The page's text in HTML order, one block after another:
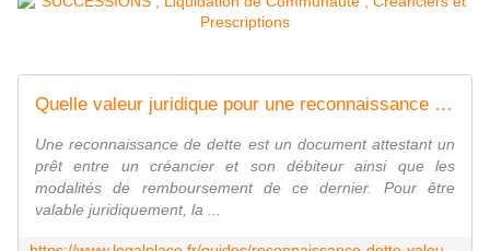
Quelle valeur juridique pour une reconnaissance de dette ?
Une reconnaissance de dette est un document attestant un
prêt entre un créancier et son débiteur ainsi que les
modalités de remboursement de ce dernier. Pour être
valable juridiquement, la ...